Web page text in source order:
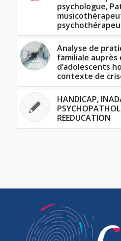
psychologue,
Analyse de
familiale auprès
d’adolescents
contexte de
HANDICAP,
REEDUCATION